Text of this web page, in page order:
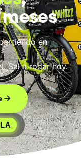
en
Sal a rodar hoy.